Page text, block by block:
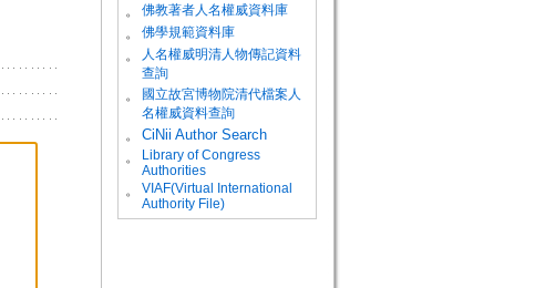
。 佛教著者人名權威資料庫
。 佛學規範資料庫
。
人名權威明清人物傳記資料
查詢
。
國立故宮博物院清代檔案人
名權威資料查詢
。
CiNii Author Search
。
Library of Congress
Authorities
。
VIAF(Virtual International
Authority File)